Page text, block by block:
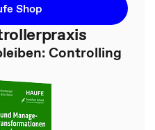
Shop
Controlling